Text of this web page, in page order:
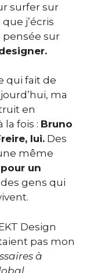
surfer sur
j’écris
pensée sur
qui fait de
ma
en
la fois : Bruno
lui. Des
même
un
gens qui
Design
pas mon
à
,